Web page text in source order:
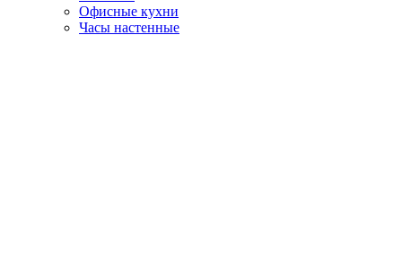
Офисные кухни
Часы настенные